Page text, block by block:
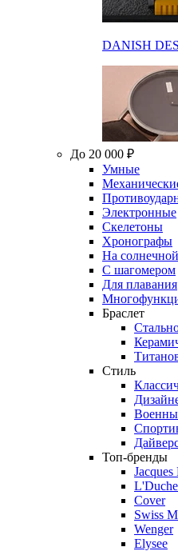
DANISH
До 20 000 ₽
Умные
Электронные
Скелетоны
Хронографы
На
С шагомером
Для плавания
Браслет
Стиль
Топ-бренды
Jacques
Cover
Swiss
Wenger
Elysee